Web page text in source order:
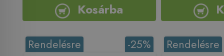
Kosárba
-25%
Rendelésre Rendelésre